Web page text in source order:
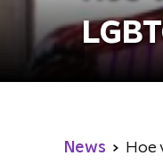
News Hoe